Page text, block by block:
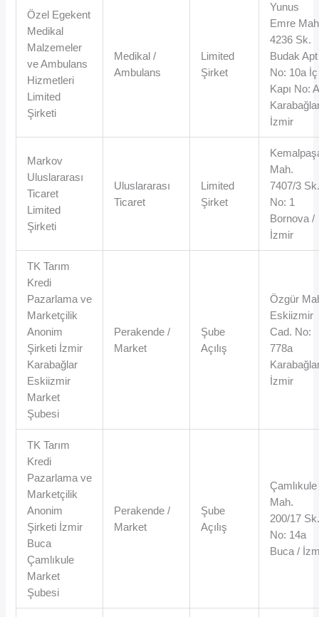
Özel Egekent
Medikal
Malzemeler
ve Ambulans
Hizmetleri
Limited
Şirketi
Medikal /
Ambulans
Limited
Şirket
Yunus
Emre
4236 Sk.
Budak Apt
No: 10a İç
Kapı No:
İzmir
Markov
Uluslararası
Ticaret
Limited
Şirketi
Uluslararası
Ticaret
Limited
Şirket
Mah.
7407/3
No: 1
Bornova /
İzmir
TK Tarım
Kredi
Pazarlama ve
Marketçilik
Anonim
Şirketi İzmir
Karabağlar
Eskiizmir
Market
Şubesi
Perakende /
Market
Şube
Açılış
Özgür
Eskiizmir
Cad. No:
778a
İzmir
TK Tarım
Kredi
Pazarlama ve
Marketçilik
Anonim
Şirketi İzmir
Buca
Çamlıkule
Market
Şubesi
Perakende /
Market
Şube
Açılış
Çamlıkule
Mah.
200/17
No: 14a
Buca /